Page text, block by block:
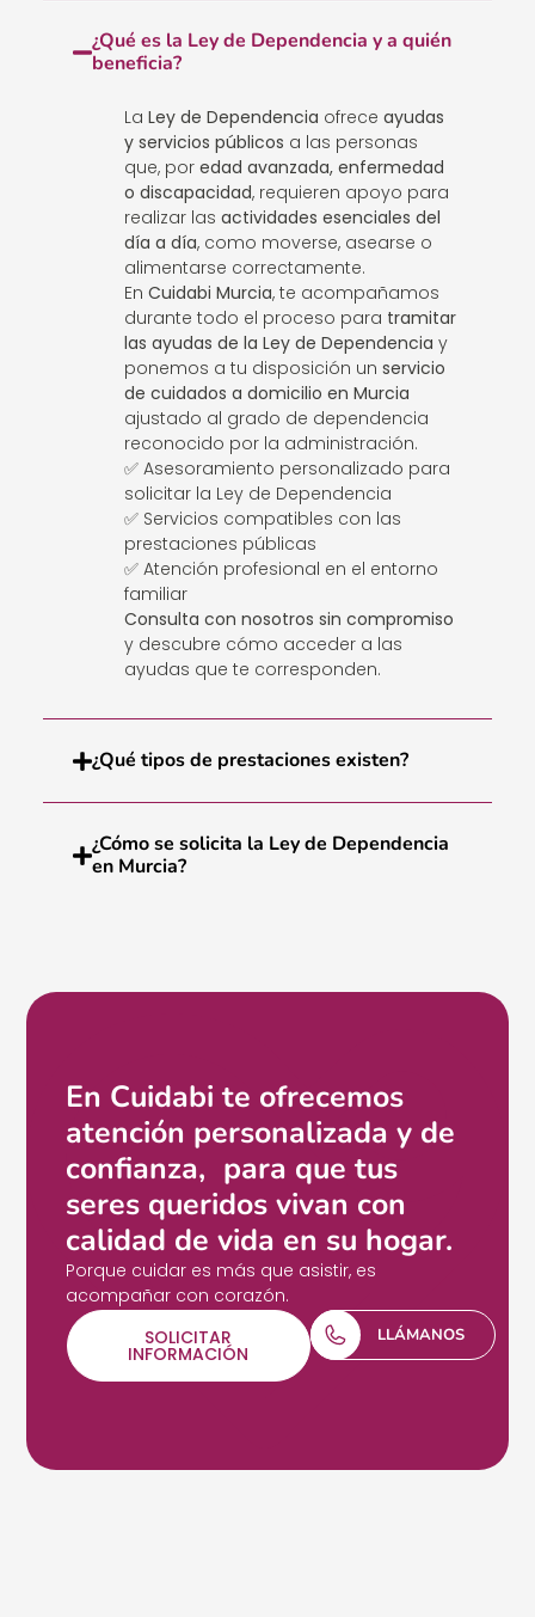
¿Qué es la Ley de Dependencia y a quién
beneficia?
La Ley de Dependencia ofrece ayudas
y servicios públicos a las personas
que, por edad avanzada, enfermedad
o discapacidad, requieren apoyo para
realizar las actividades esenciales del
día a día, como moverse, asearse o
alimentarse correctamente.
En Cuidabi Murcia, te acompañamos
durante todo el proceso para tramitar
las ayudas de la Ley de Dependencia y
ponemos a tu disposición un servicio
de cuidados a domicilio en Murcia
ajustado al grado de dependencia
reconocido por la administración.
✅ Asesoramiento personalizado para
solicitar la Ley de Dependencia
✅ Servicios compatibles con las
prestaciones públicas
✅ Atención profesional en el entorno
familiar
Consulta con nosotros sin compromiso
y descubre cómo acceder a las
ayudas que te corresponden.
¿Qué tipos de prestaciones existen?
¿Cómo se solicita la Ley de Dependencia
en Murcia?
En Cuidabi te ofrecemos
atención personalizada y de
confianza, para que tus
seres queridos vivan con
calidad de vida en su hogar.
Porque cuidar es más que asistir, es
acompañar con corazón.
SOLICITAR
INFORMACIÓN
LLÁMANOS